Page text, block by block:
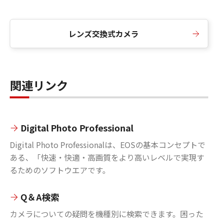
レンズ交換式カメラ
関連リンク
Digital Photo Professional
Digital Photo Professionalは、EOSの基本コンセプトで
ある、「快速・快適・高画質をより高いレベルで実現す
るためのソフトウエアです。
Q＆A検索
カメラについての疑問を機種別に検索できます。困った